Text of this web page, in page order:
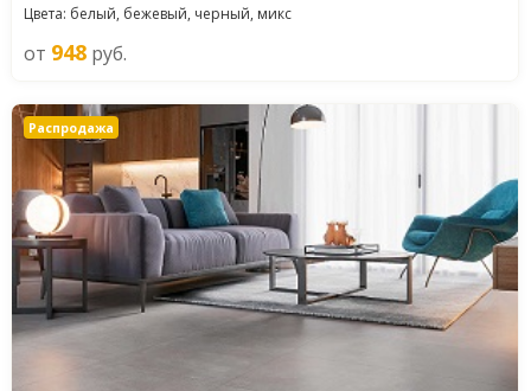
Цвета: белый, бежевый, черный, микс
от 948 руб.
Распродажа